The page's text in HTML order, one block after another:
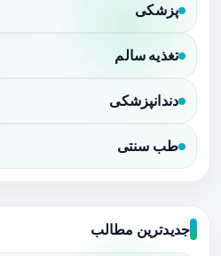
پزشکی
تغذیه سالم
دندانپزشکی
طب سنتی
جدیدترین مطالب